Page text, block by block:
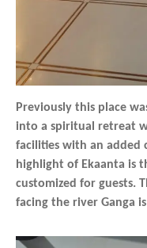
Previously this place
into a spiritual retreat
facilities with an added
highlight of Ekaanta is
customized for guests.
facing the river Ganga